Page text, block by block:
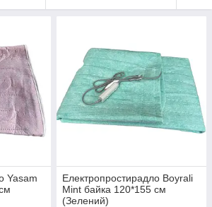
Yasam
Електропростирадло Boyrali
Mint байка 120*155 см
(Зелений)